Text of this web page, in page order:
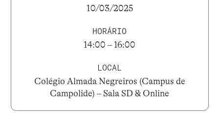
10/03/2025
HORÁRIO
14:00 – 16:00
LOCAL
Colégio Almada Negreiros (Campus de
Campolide) – Sala SD & Online